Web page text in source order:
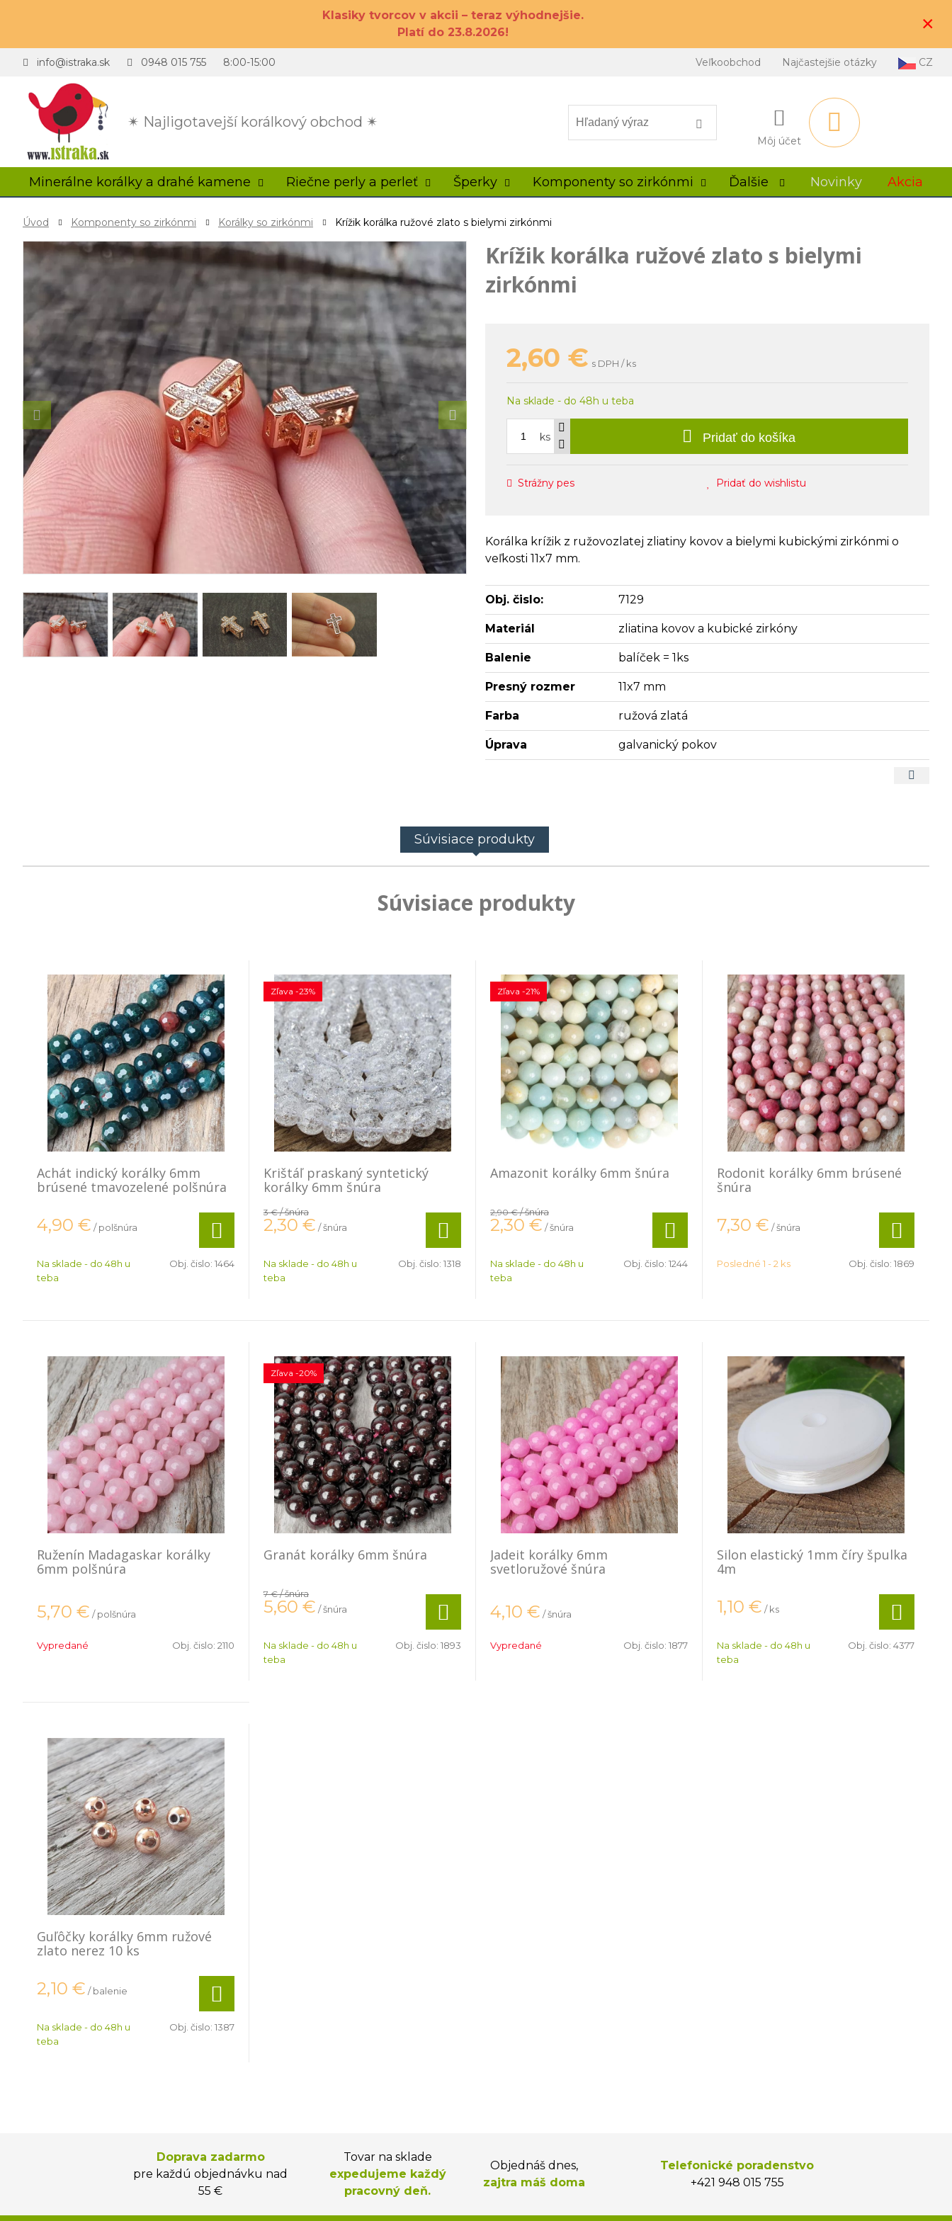
Klasiky tvorcov v akcii – teraz výhodnejšie.
Platí do 23.8.2026!
×
✴ Najligotavejší korálkový obchod ✴
info@istraka.sk 0948 015 755 8:00-15:00 Veľkoobchod Najčastejšie otázky CZ
Môj účet
Minerálne korálky a drahé kamene Riečne perly a perleť Šperky Komponenty so zirkónmi Ďalšie Novinky Akcia
Úvod Komponenty so zirkónmi Korálky so zirkónmi Krížik korálka ružové zlato s bielymi zirkónmi
Krížik korálka ružové zlato s bielymi
zirkónmi
2,60 € s DPH / ks
Na sklade - do 48h u teba
ks Pridať do košíka
Strážny pes Pridať do wishlistu
Korálka krížik z ružovozlatej zliatiny kovov a bielymi kubickými zirkónmi o
veľkosti 11x7 mm.
Obj. čislo: 7129
Materiál zliatina kovov a kubické zirkóny
Balenie balíček = 1ks
Presný rozmer 11x7 mm
Farba ružová zlatá
Úprava galvanický pokov
Súvisiace produkty
Súvisiace produkty
Achát indický korálky 6mm
brúsené tmavozelené polšnúra
4,90 € / polšnúra
Na sklade - do 48h u
teba
Obj. čislo: 1464
Krištáľ praskaný syntetický
korálky 6mm šnúra
Zľava -23%
3 €/ šnúra
2,30 € / šnúra
Na sklade - do 48h u
teba
Obj. čislo: 1318
Amazonit korálky 6mm šnúra
Zľava -21%
2,90 €/ šnúra
2,30 € / šnúra
Na sklade - do 48h u
teba
Obj. čislo: 1244
Rodonit korálky 6mm brúsené
šnúra
7,30 € / šnúra
Posledné 1 - 2 ks Obj. čislo: 1869
Ruženín Madagaskar korálky
6mm polšnúra
5,70 € / polšnúra
Vypredané Obj. čislo: 2110
Granát korálky 6mm šnúra
Zľava -20%
7 €/ šnúra
5,60 € / šnúra
Na sklade - do 48h u
teba
Obj. čislo: 1893
Jadeit korálky 6mm
svetloružové šnúra
4,10 € / šnúra
Vypredané Obj. čislo: 1877
Silon elastický 1mm číry špulka
4m
1,10 € / ks
Na sklade - do 48h u
teba
Obj. čislo: 4377
Guľôčky korálky 6mm ružové
zlato nerez 10 ks
2,10 € / balenie
Na sklade - do 48h u
teba
Obj. čislo: 1387
Doprava zadarmo
pre každú objednávku nad
55 €
Tovar na sklade
expedujeme každý
pracovný deň.
Objednáš dnes,
zajtra máš doma
Telefonické poradenstvo
+421 948 015 755